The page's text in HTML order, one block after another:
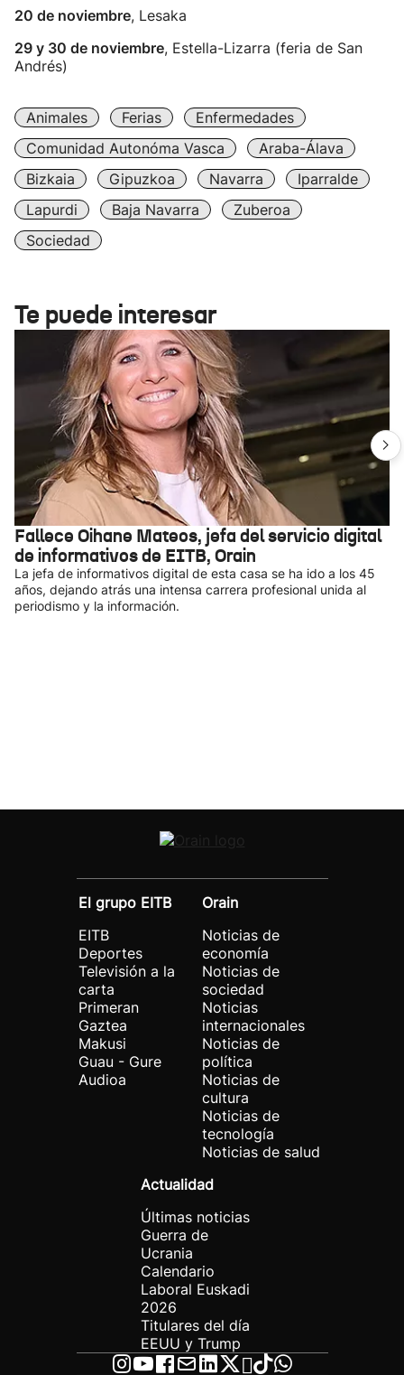
20 de noviembre, Lesaka
29 y 30 de noviembre, Estella-Lizarra (feria de San
Andrés)
Animales Ferias
Enfermedades
Comunidad Autonóma Vasca
Araba-Álava
Bizkaia
Gipuzkoa Navarra
Iparralde
Lapurdi
Baja Navarra
Zuberoa
Sociedad
Te puede interesar
Fallece Oihane Mateos, jefa del servicio digital
de informativos de EITB, Orain
La jefa de informativos digital de esta casa se ha ido a los 45
años, dejando atrás una intensa carrera profesional unida al
periodismo y la información.
El grupo EITB
EITB
Deportes
Televisión a la
carta
Primeran
Gaztea
Makusi
Guau - Gure
Audioa
Orain
Noticias de
economía
Noticias de
sociedad
Noticias
internacionales
Noticias de
política
Noticias de
cultura
Noticias de
tecnología
Noticias de salud
Actualidad
Últimas noticias
Guerra de
Ucrania
Calendario
Laboral Euskadi
2026
Titulares del día
EEUU y Trump